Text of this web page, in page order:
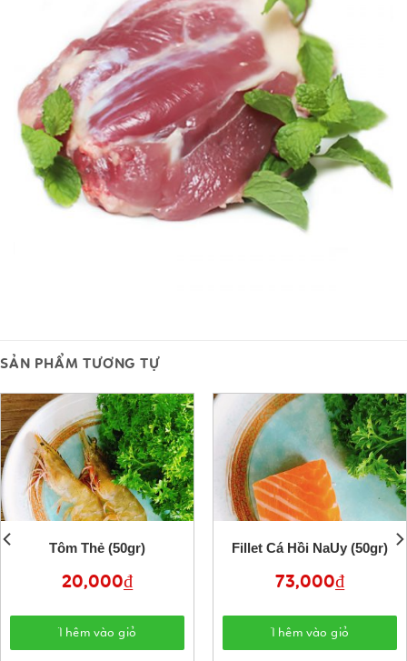
SẢN PHẨM TƯƠNG TỰ
Tôm Thẻ (50gr)
20,000₫
Thêm vào giỏ
Fillet Cá Hồi NaUy (50gr)
73,000₫
Thêm vào giỏ